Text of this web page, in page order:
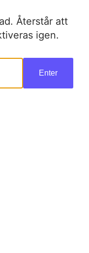
Återstår att
igen.
Enter